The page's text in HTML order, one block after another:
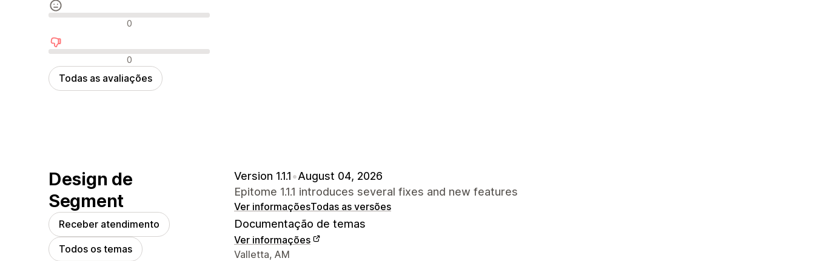
Avaliações neutras
0
Avaliações negativas
0
Todas as avaliações
Design de
Segment
Receber atendimento
Todos os temas
Version 1.1.1•August 04, 2026
Epitome 1.1.1 introduces several fixes and new features
Ver informaçõesTodas as versões
Documentação de temas
Ver informações
Informações de contato do designer
Valletta, AM